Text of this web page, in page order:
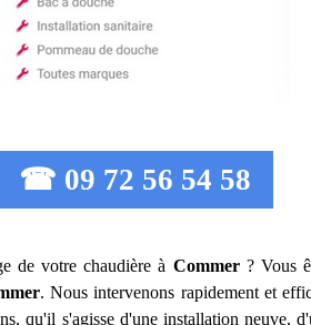
☎ 09 72 56 54 58
de votre chaudière à Commer? Vous
. Nous intervenons rapidement et
qu'il s'agisse d'une installation neuve,